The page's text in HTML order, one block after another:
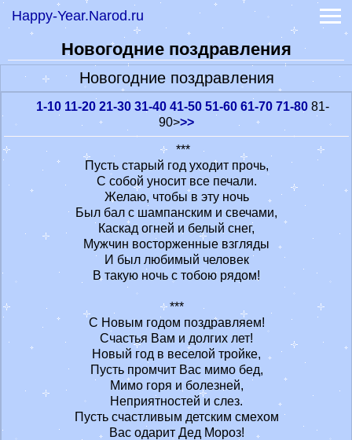
Новогодние поздравления
Новогодние поздравления
1-10 11-20 21-30 31-40 41-50 51-60 61-70 71-80 81-
90>>>
***
Пусть старый год уходит прочь,
С собой уносит все печали.
Желаю, чтобы в эту ночь
Был бал с шампанским и свечами,
Каскад огней и белый снег,
Мужчин восторженные взгляды
И был любимый человек
В такую ночь с тобою рядом!
***
C Новым годом поздравляем!
Счастья Вам и долгих лет!
Новый год в веселой тройке,
Пусть промчит Вас мимо бед,
Мимо горя и болезней,
Неприятностей и слез.
Пусть счастливым детским смехом
Вас одарит Дед Мороз!
Happy-Year.Narod.ruПрикольные смс
Гадание онлайн
- Книга судеб
-Книга перемен
Гороскопы
-Гороскоп на сегодня
-
Гороскоп на 2022 год
Лунный календарь 2022
Значение имени
Сонник
Обои на заставку
Действенные диеты